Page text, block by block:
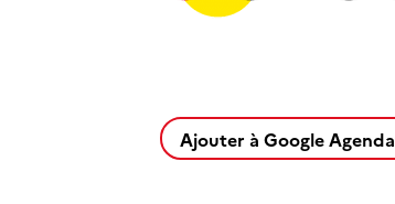
Ajouter à Google Agenda